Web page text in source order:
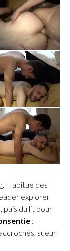
. Habitué des
explorer
puis du lit pour
:
sueur